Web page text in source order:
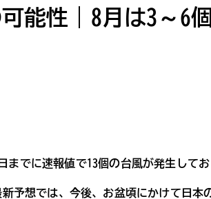
能性｜8月は3～6
までに速報値で13個の台風が発生して
新予想では、今後、お盆頃にかけて日本